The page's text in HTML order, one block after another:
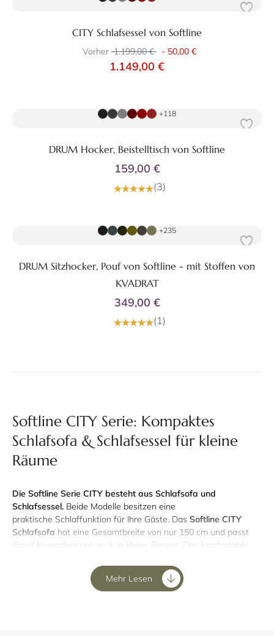
CITY Schlafsessel von Softline
Vorher 1.199,00 € - 50,00 €
1.149,00 €
+118
DRUM Hocker, Beistelltisch von Softline
159,00 €
(3)
+235
DRUM Sitzhocker, Pouf von Softline - mit Stoffen von
KVADRAT
349,00 €
(1)
Softline CITY Serie: Kompaktes
Schlafsofa & Schlafsessel für kleine
Räume
Die Softline Serie CITY besteht aus Schlafsofa und
Schlafsessel. Beide Modelle besitzen eine
praktische Schlaffunktion für Ihre Gäste. Das Softline CITY
Schlafsofa hat eine Gesamtbreite von nur 150 cm und passt
damit besonders gut auch in kleine Räume. Das komfortable
anbieten, mit einer Liegefläche von ca. 148x200 cm. Bei der
Klappfunktion vom CITY Schlafsofa können Sie die geteilte
Mehr Lesen